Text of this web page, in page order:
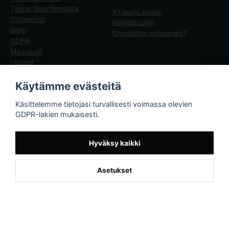
Tietoa Sporttemasta
Ostoehdot
Blogi
GDPR
Manuaalit
Uutiset
Kirjaudu sisään
Rekisteröidy
Unohditko salasanasi?
Sporttema
Drottninggatan 47
Käytämme evästeitä
Käsittelemme tietojasi turvallisesti voimassa olevien
GDPR-lakien mukaisesti.
Hyväksy kaikki
Asetukset